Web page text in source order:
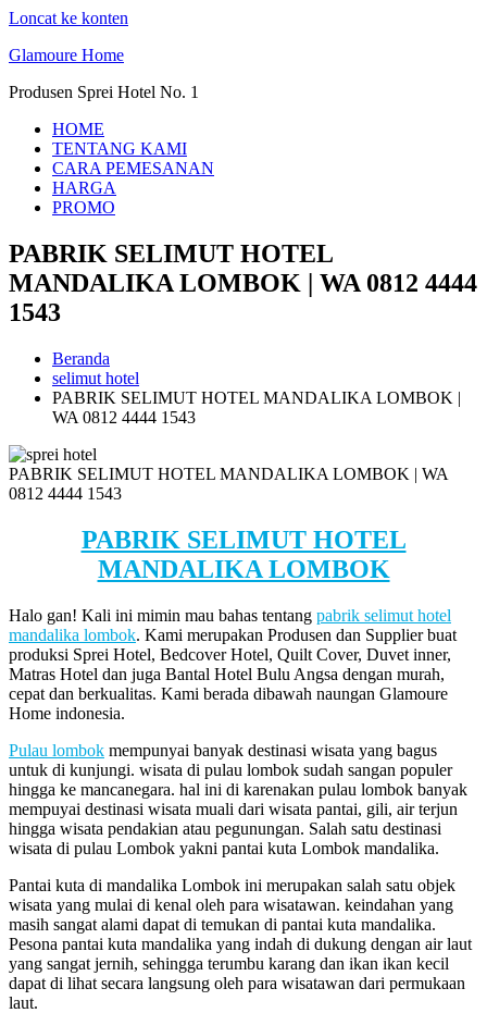
Loncat ke konten
Glamoure Home
Produsen Sprei Hotel No. 1
HOME
TENTANG KAMI
CARA PEMESANAN
HARGA
PROMO
PABRIK SELIMUT HOTEL
MANDALIKA LOMBOK | WA 0812 4444
1543
Beranda
selimut hotel
PABRIK SELIMUT HOTEL MANDALIKA LOMBOK |
WA 0812 4444 1543
PABRIK SELIMUT HOTEL MANDALIKA LOMBOK | WA
0812 4444 1543
PABRIK SELIMUT HOTEL
MANDALIKA LOMBOK
Halo gan! Kali ini mimin mau bahas tentang pabrik selimut hotel
mandalika lombok. Kami merupakan Produsen dan Supplier buat
produksi Sprei Hotel, Bedcover Hotel, Quilt Cover, Duvet inner,
Matras Hotel dan juga Bantal Hotel Bulu Angsa dengan murah,
cepat dan berkualitas. Kami berada dibawah naungan Glamoure
Home indonesia.
Pulau lombok mempunyai banyak destinasi wisata yang bagus
untuk di kunjungi. wisata di pulau lombok sudah sangan populer
hingga ke mancanegara. hal ini di karenakan pulau lombok banyak
mempuyai destinasi wisata muali dari wisata pantai, gili, air terjun
hingga wisata pendakian atau pegunungan. Salah satu destinasi
wisata di pulau Lombok yakni pantai kuta Lombok mandalika.
Pantai kuta di mandalika Lombok ini merupakan salah satu objek
wisata yang mulai di kenal oleh para wisatawan. keindahan yang
masih sangat alami dapat di temukan di pantai kuta mandalika.
Pesona pantai kuta mandalika yang indah di dukung dengan air laut
yang sangat jernih, sehingga terumbu karang dan ikan ikan kecil
dapat di lihat secara langsung oleh para wisatawan dari permukaan
laut.